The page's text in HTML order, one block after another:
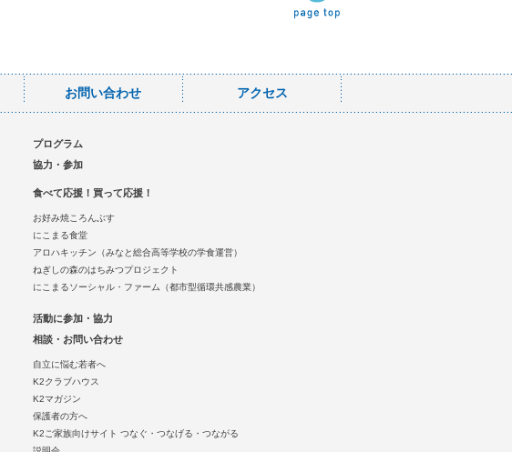
お問い合わせ アクセス
プログラム
協力・参加
食べて応援！買って応援！
お好み焼ころんぶす
にこまる食堂
アロハキッチン（みなと総合高等学校の学食運営）
ねぎしの森のはちみつプロジェクト
にこまるソーシャル・ファーム（都市型循環共感農業）
活動に参加・協力
相談・お問い合わせ
自立に悩む若者へ
K2クラブハウス
K2マガジン
保護者の方へ
K2ご家族向けサイト つなぐ・つなげる・つながる